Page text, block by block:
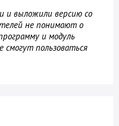
и выложили версию со
не понимают о
и модуль
смогут пользоваться